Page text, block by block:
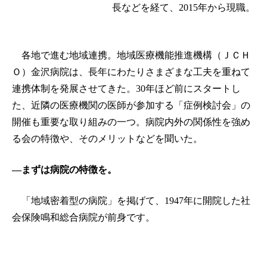
長などを経て、2015年から現職。
各地で進む地域連携。地域医療機能推進機構（ＪＣＨ
Ｏ）金沢病院は、長年にわたりさまざまな工夫を重ねて
連携体制を発展させてきた。30年ほど前にスタートし
た、近隣の医療機関の医師が参加する「症例検討会」の
開催も重要な取り組みの一つ。病院内外の関係性を強め
る会の特徴や、そのメリットなどを聞いた。
―まずは病院の特徴を。
「地域密着型の病院」を掲げて、1947年に開院した社
会保険鳴和総合病院が前身です。